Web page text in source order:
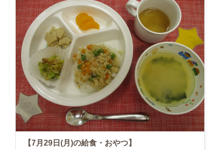
【7月29日(月)の給食・おやつ】